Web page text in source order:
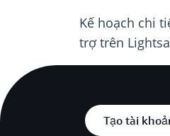
Kế hoạch chi
trợ trên
Tạo tài